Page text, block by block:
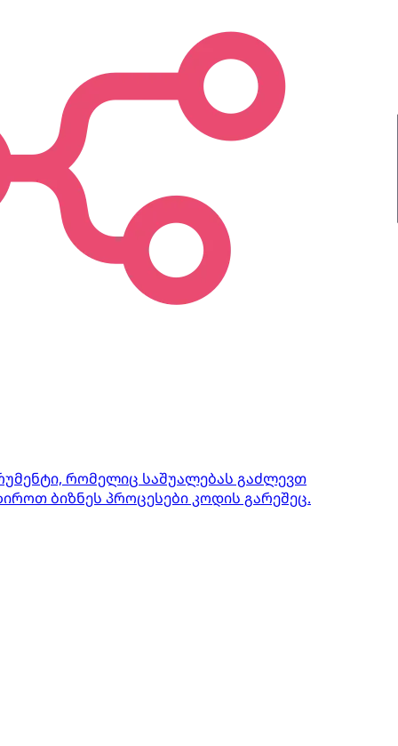
რომელიც საშუალებას გაძლევთ
ბიზნეს პროცესები კოდის გარეშეც.